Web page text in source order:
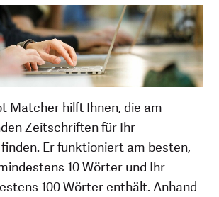
Matcher hilft Ihnen, die am
Zeitschriften für Ihr
Er funktioniert am besten,
10 Wörter und Ihr
100 Wörter enthält. Anhand